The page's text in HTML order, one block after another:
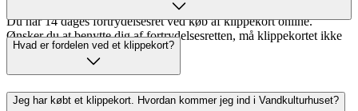
Du har 14 dages fortrydelsesret ved køb af klippekort online.
Ønsker du at benytte dig af fortrydelsesretten, må klippekortet ikke
have været taget i brug.
Hvad er fordelen ved et klippekort?
Jeg har købt et klippekort. Hvordan kommer jeg ind i Vandkulturhuset?